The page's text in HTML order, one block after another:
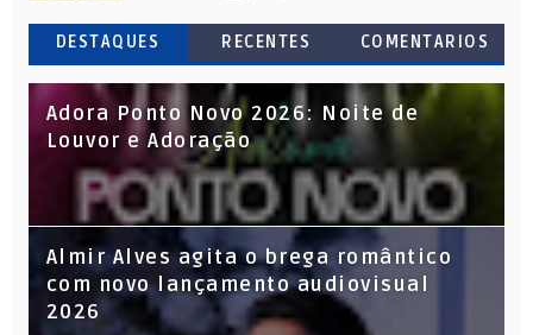
DESTAQUES RECENTES COMENTARIOS
Adora Ponto Novo 2026: Noite de
Louvor e Adoração
Almir Alves agita o brega romântico
com novo lançamento audiovisual
2026